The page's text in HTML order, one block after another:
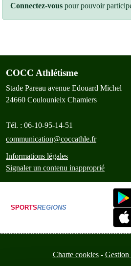
Connectez-vous pour pouvoir
COCC Athlétisme
Stade Pareau avenue Edouard Michel
24660 Coulounieix Chamiers
Tél. : 06-10-95-14-51
communication@coccathle.fr
Informations légales
Signaler un contenu inapproprié
SPORTSREGIONS
Charte cookies Gestion